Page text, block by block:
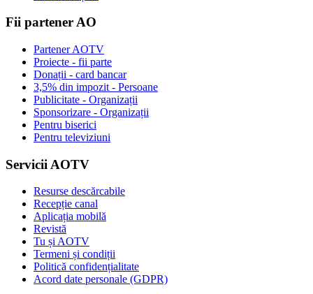
Fii partener AO
Partener AOTV
Proiecte - fii parte
Donații - card bancar
3,5% din impozit - Persoane
Publicitate - Organizații
Sponsorizare - Organizații
Pentru biserici
Pentru televiziuni
Servicii AOTV
Resurse descărcabile
Recepție canal
Aplicația mobilă
Revistă
Tu și AOTV
Termeni și condiții
Politică confidențialitate
Acord date personale (GDPR)